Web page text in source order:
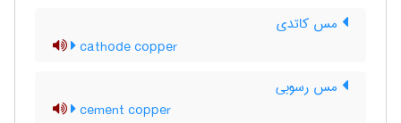
مس کاتدی
cathode copper
مس رسوبی
cement copper